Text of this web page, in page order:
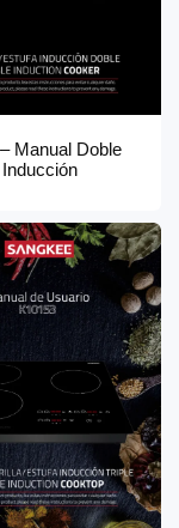
Manual Doble
Inducción